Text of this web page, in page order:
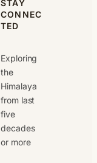
STAY
CONNEC
TED
Exploring
the
Himalaya
from last
five
decades
or more